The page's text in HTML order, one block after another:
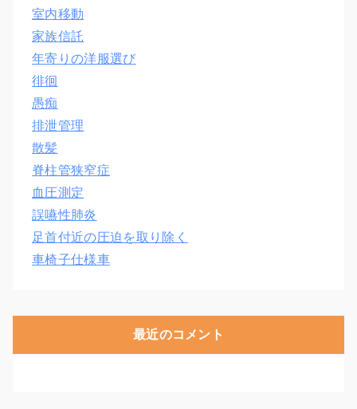
室内移動
家族信託
年寄りの洋服選び
徘徊
愚痴
排泄管理
散髪
脊柱管狭窄症
血圧測定
誤嚥性肺炎
足首付近の圧迫を取り除く
車椅子仕様車
最近のコメント